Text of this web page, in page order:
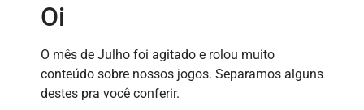
Oi
O mês de Julho foi agitado e rolou muito
conteúdo sobre nossos jogos. Separamos alguns
destes pra você conferir.